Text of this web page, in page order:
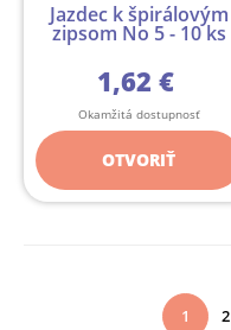
Jazdec k špirálovým
zipsom No 5 - 10 ks
1,62 €
Okamžitá dostupnosť
OTVORIŤ
1 2